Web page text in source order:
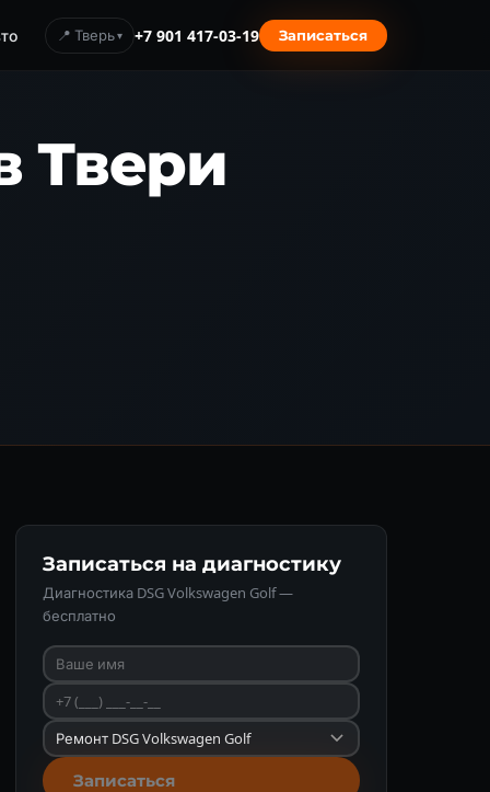
📍 Тверь +7 901 417-03-19 Записаться
Твери
Записаться на диагностику
Диагностика DSG Volkswagen Golf —
бесплатно
Записаться